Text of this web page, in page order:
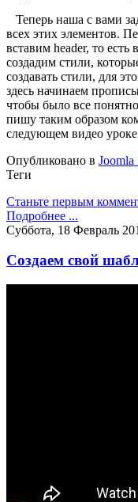
Теперь наша с вами
всех этих элементов.
вставим header, то
создадим стили,
создавать стили, для
здесь начинаем
чтобы было все
пишу таким образом
следующем видео
Опубликовано в Joomla
Теги
Станьте первым
Подробнее ...
Суббота, 18 Февраль
Создаем свой